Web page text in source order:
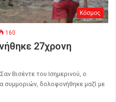
Κόσμος
160
27χρονη
Βισέντε του Ισημερινού, ο
συμμοριών, δολοφονήθηκε μαζί με